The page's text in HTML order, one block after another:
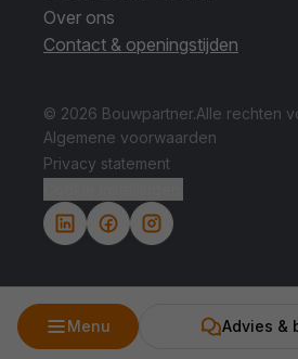
Menu Advies &
Over ons
Contact & openingstijden
© 2026 Bouwpartner.Alle rechten
Algemene voorwaarden
Privacy statement